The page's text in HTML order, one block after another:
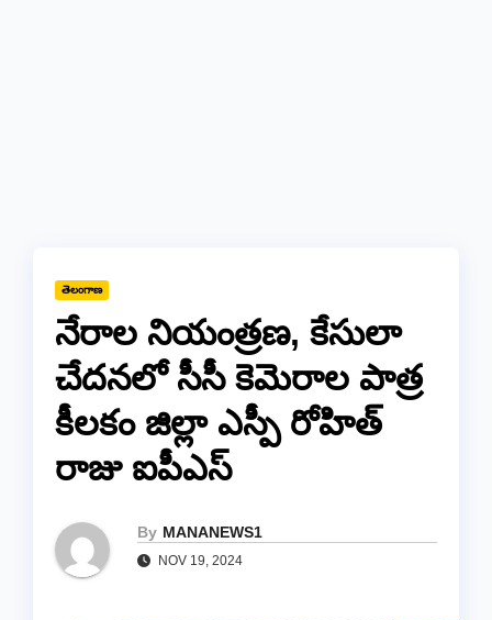
తెలంగాణ
నేరాల నియంత్రణ, కేసులా
చేదనలో సీసీ కెమెరాల పాత్ర
కీలకం జిల్లా ఎస్పీ రోహిత్
రాజు ఐపీఎస్
By MANANEWS1
NOV 19, 2024